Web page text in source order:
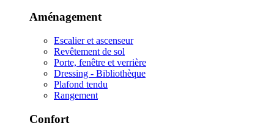
Aménagement
Escalier et ascenseur
Revêtement de sol
Porte, fenêtre et verrière
Dressing - Bibliothèque
Plafond tendu
Rangement
Confort